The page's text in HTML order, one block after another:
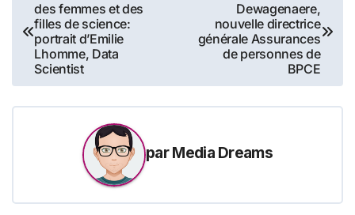
de
l’article
des femmes et des
filles de science:
portrait d’Emilie
Lhomme, Data
Scientist
Dewagenaere,
nouvelle directrice
générale Assurances
de personnes de
BPCE
parMedia Dreams